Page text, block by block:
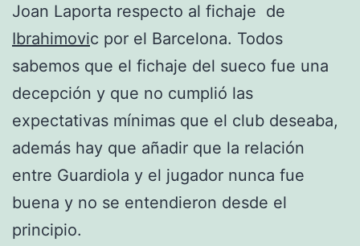
Joan Laporta respecto al fichaje de
Ibrahimovic por el Barcelona. Todos
sabemos que el fichaje del sueco fue una
decepción y que no cumplió las
expectativas mínimas que el club deseaba,
además hay que añadir que la relación
entre Guardiola y el jugador nunca fue
buena y no se entendieron desde el
principio.